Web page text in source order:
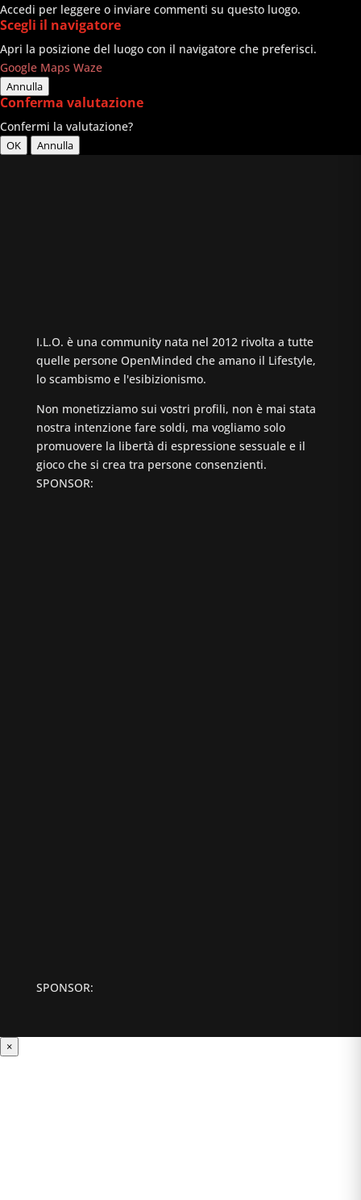
Accedi per leggere o inviare commenti su questo luogo.
Scegli il navigatore
Apri la posizione del luogo con il navigatore che preferisci.
Google Maps Waze
Annulla
Conferma valutazione
Confermi la valutazione?
OK Annulla
I.L.O. è una community nata nel 2012 rivolta a tutte
quelle persone OpenMinded che amano il Lifestyle,
lo scambismo e l'esibizionismo.
Non monetizziamo sui vostri profili, non è mai stata
nostra intenzione fare soldi, ma vogliamo solo
promuovere la libertà di espressione sessuale e il
gioco che si crea tra persone consenzienti.
SPONSOR:
SPONSOR:
×